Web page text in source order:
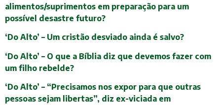
alimentos/suprimentos em preparação para um
possível desastre futuro?
‘Do Alto’ – Um cristão desviado ainda é salvo?
‘Do Alto’ – O que a Bíblia diz que devemos fazer com
um filho rebelde?
‘Do Alto’ – “Precisamos nos expor para que outras
pessoas sejam libertas”, diz ex-viciada em